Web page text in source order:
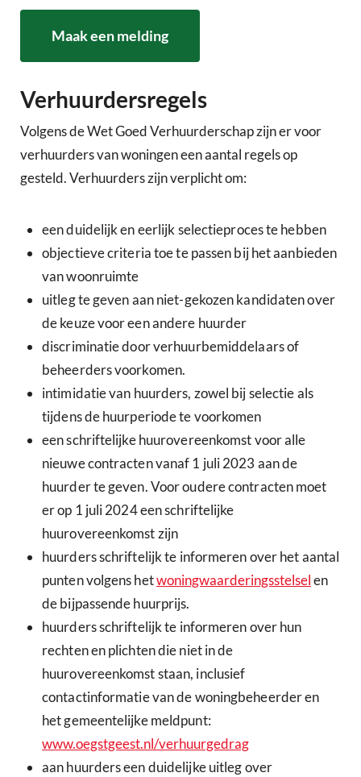
Maak een melding
Verhuurdersregels
Volgens de Wet Goed Verhuurderschap zijn er voor
verhuurders van woningen een aantal regels op
gesteld. Verhuurders zijn verplicht om:
een duidelijk en eerlijk selectieproces te hebben
objectieve criteria toe te passen bij het aanbieden
van woonruimte
uitleg te geven aan niet-gekozen kandidaten over
de keuze voor een andere huurder
discriminatie door verhuurbemiddelaars of
beheerders voorkomen.
intimidatie van huurders, zowel bij selectie als
tijdens de huurperiode te voorkomen
een schriftelijke huurovereenkomst voor alle
nieuwe contracten vanaf 1 juli 2023 aan de
huurder te geven. Voor oudere contracten moet
er op 1 juli 2024 een schriftelijke
huurovereenkomst zijn
huurders schriftelijk te informeren over het aantal
punten volgens hetwoningwaarderingsstelselen
de bijpassende huurprijs.
huurders schriftelijk te informeren over hun
rechten en plichten die niet in de
huurovereenkomst staan, inclusief
contactinformatie van de woningbeheerder en
het gemeentelijke meldpunt:
www.oegstgeest.nl/verhuurgedrag
aan huurders een duidelijke uitleg over